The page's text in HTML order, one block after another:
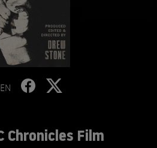
Chronicles Film